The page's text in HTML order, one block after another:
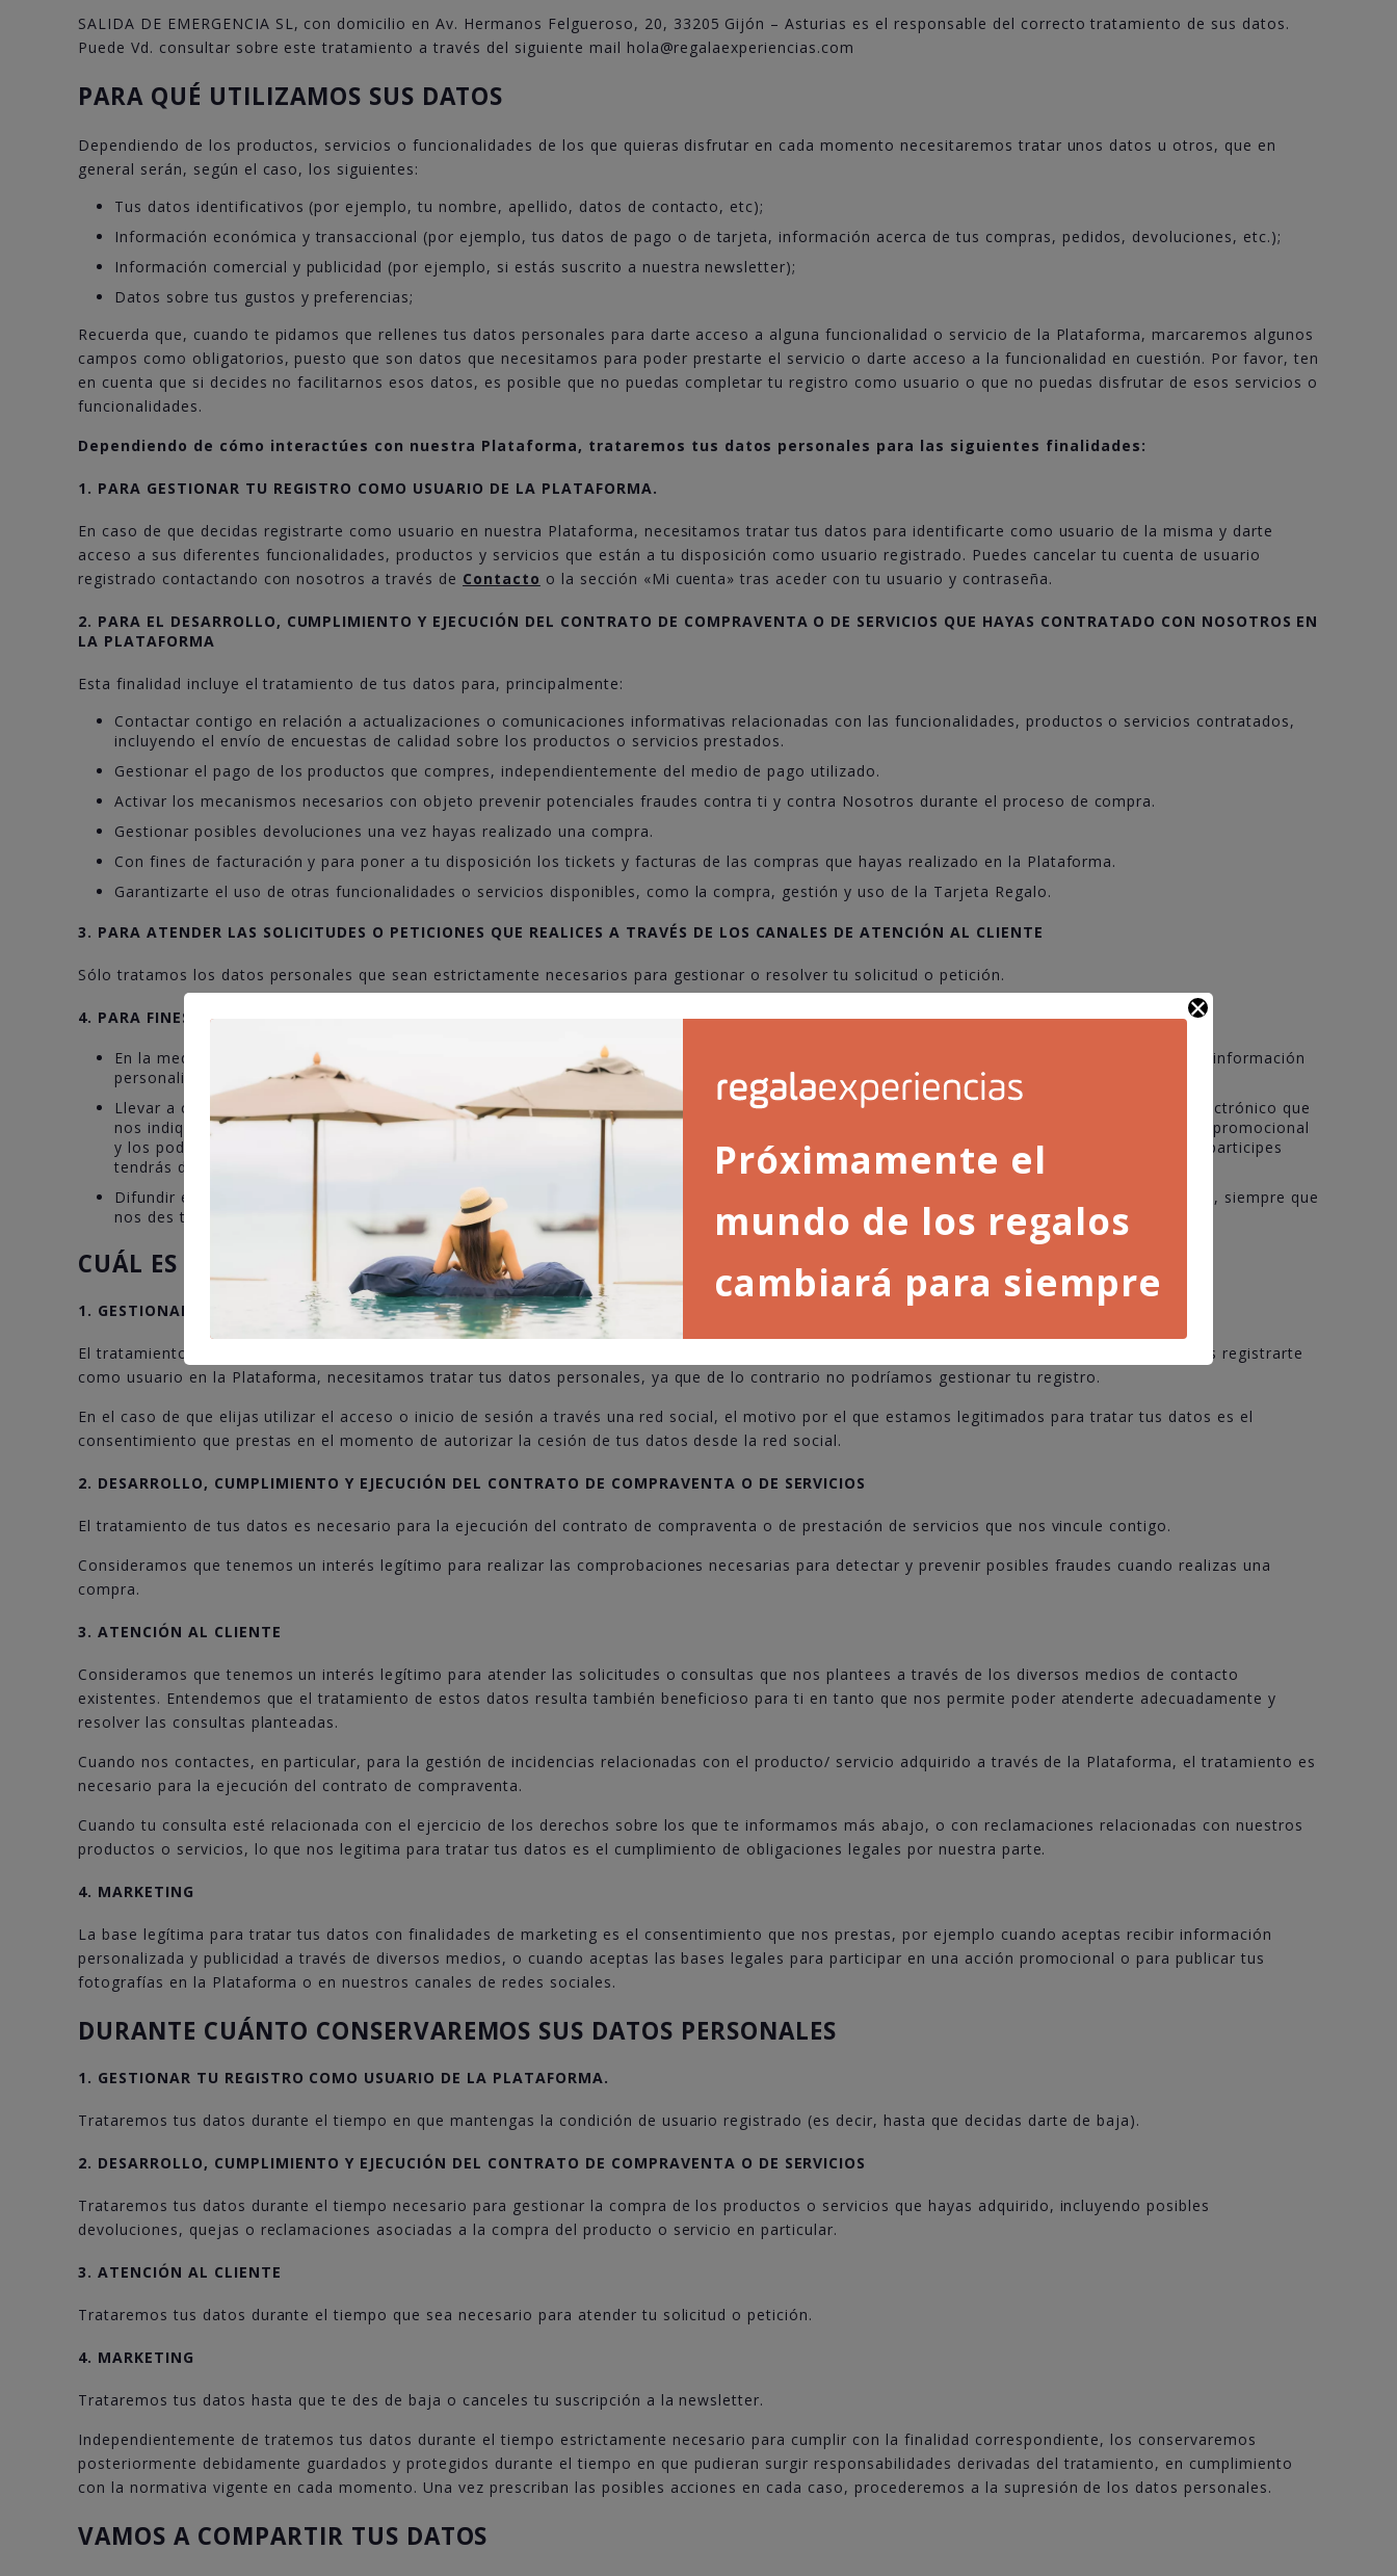
SALIDA DE EMERGENCIA SL, con domicilio en Av. Hermanos Felgueroso, 20, 33205 Gijón – Asturias es el responsable del correcto tratamiento de sus datos.
Puede Vd. consultar sobre este tratamiento a través del siguiente mail hola@regalaexperiencias.com
PARA QUÉ UTILIZAMOS SUS DATOS
Dependiendo de los productos, servicios o funcionalidades de los que quieras disfrutar en cada momento necesitaremos tratar unos datos u otros, que en
general serán, según el caso, los siguientes:
Tus datos identificativos (por ejemplo, tu nombre, apellido, datos de contacto, etc);
Información económica y transaccional (por ejemplo, tus datos de pago o de tarjeta, información acerca de tus compras, pedidos, devoluciones, etc.);
Información comercial y publicidad (por ejemplo, si estás suscrito a nuestra newsletter);
Datos sobre tus gustos y preferencias;
Recuerda que, cuando te pidamos que rellenes tus datos personales para darte acceso a alguna funcionalidad o servicio de la Plataforma, marcaremos algunos
campos como obligatorios, puesto que son datos que necesitamos para poder prestarte el servicio o darte acceso a la funcionalidad en cuestión. Por favor, ten
en cuenta que si decides no facilitarnos esos datos, es posible que no puedas completar tu registro como usuario o que no puedas disfrutar de esos servicios o
funcionalidades.
Dependiendo de cómo interactúes con nuestra Plataforma, trataremos tus datos personales para las siguientes finalidades:
1. PARA GESTIONAR TU REGISTRO COMO USUARIO DE LA PLATAFORMA.
En caso de que decidas registrarte como usuario en nuestra Plataforma, necesitamos tratar tus datos para identificarte como usuario de la misma y darte
acceso a sus diferentes funcionalidades, productos y servicios que están a tu disposición como usuario registrado. Puedes cancelar tu cuenta de usuario
registrado contactando con nosotros a través de Contacto o la sección «Mi cuenta» tras aceder con tu usuario y contraseña.
2. PARA EL DESARROLLO, CUMPLIMIENTO Y EJECUCIÓN DEL CONTRATO DE COMPRAVENTA O DE SERVICIOS QUE HAYAS CONTRATADO CON NOSOTROS EN
LA PLATAFORMA
Esta finalidad incluye el tratamiento de tus datos para, principalmente:
Contactar contigo en relación a actualizaciones o comunicaciones informativas relacionadas con las funcionalidades, productos o servicios contratados,
incluyendo el envío de encuestas de calidad sobre los productos o servicios prestados.
Gestionar el pago de los productos que compres, independientemente del medio de pago utilizado.
Activar los mecanismos necesarios con objeto prevenir potenciales fraudes contra ti y contra Nosotros durante el proceso de compra.
Gestionar posibles devoluciones una vez hayas realizado una compra.
Con fines de facturación y para poner a tu disposición los tickets y facturas de las compras que hayas realizado en la Plataforma.
Garantizarte el uso de otras funcionalidades o servicios disponibles, como la compra, gestión y uso de la Tarjeta Regalo.
3. PARA ATENDER LAS SOLICITUDES O PETICIONES QUE REALICES A TRAVÉS DE LOS CANALES DE ATENCIÓN AL CLIENTE
Sólo tratamos los datos personales que sean estrictamente necesarios para gestionar o resolver tu solicitud o petición.
4. PARA FINES DE MARKETING
En la medida en que te suscribas a nuestra Newsletter, trataremos tus datos personales para gestionar tu suscripción, incluyendo el envío de información
personalizada y publicidad acerca de nuestros productos o servicios a través de diversos medios (como el correo electrónico o SMS).
Llevar a cabo acciones promocionales (por ejemplo, para el desarrollo de concursos o el envío de tu lista de artículos guardados al correo electrónico que
nos indiques). Al participar en alguna acción promocional, nos autorizas a que tratemos los datos que nos facilites en función de cada acción promocional
y los podamos comunicar a través de diversos medios como redes sociales o en la propia Plataforma. En cada acción promocional en la que participes
tendrás disponibles las bases legales donde te facilitaremos información más detallada sobre el tratamiento de tus datos.
Difundir en la Plataforma o a través de nuestros canales en las redes sociales fotografías o imágenes que hayas compartido de forma pública, siempre que
nos des tu consentimiento para ello.
CUÁL ES LA BASE LEGAL PARA EL TRATAMIENTO DE LOS DATOS
1. GESTIONAR TU REGISTRO COMO USUARIO DE LA PLATAFORMA.
El tratamiento de tus datos es necesario para la ejecución de los términos que regulan el uso de la Plataforma. En otras palabras, para que puedas registrarte
como usuario en la Plataforma, necesitamos tratar tus datos personales, ya que de lo contrario no podríamos gestionar tu registro.
En el caso de que elijas utilizar el acceso o inicio de sesión a través una red social, el motivo por el que estamos legitimados para tratar tus datos es el
consentimiento que prestas en el momento de autorizar la cesión de tus datos desde la red social.
2. DESARROLLO, CUMPLIMIENTO Y EJECUCIÓN DEL CONTRATO DE COMPRAVENTA O DE SERVICIOS
El tratamiento de tus datos es necesario para la ejecución del contrato de compraventa o de prestación de servicios que nos vincule contigo.
Consideramos que tenemos un interés legítimo para realizar las comprobaciones necesarias para detectar y prevenir posibles fraudes cuando realizas una
compra.
3. ATENCIÓN AL CLIENTE
Consideramos que tenemos un interés legítimo para atender las solicitudes o consultas que nos plantees a través de los diversos medios de contacto
existentes. Entendemos que el tratamiento de estos datos resulta también beneficioso para ti en tanto que nos permite poder atenderte adecuadamente y
resolver las consultas planteadas.
Cuando nos contactes, en particular, para la gestión de incidencias relacionadas con el producto/ servicio adquirido a través de la Plataforma, el tratamiento es
necesario para la ejecución del contrato de compraventa.
Cuando tu consulta esté relacionada con el ejercicio de los derechos sobre los que te informamos más abajo, o con reclamaciones relacionadas con nuestros
productos o servicios, lo que nos legitima para tratar tus datos es el cumplimiento de obligaciones legales por nuestra parte.
4. MARKETING
La base legítima para tratar tus datos con finalidades de marketing es el consentimiento que nos prestas, por ejemplo cuando aceptas recibir información
personalizada y publicidad a través de diversos medios, o cuando aceptas las bases legales para participar en una acción promocional o para publicar tus
fotografías en la Plataforma o en nuestros canales de redes sociales.
DURANTE CUÁNTO CONSERVAREMOS SUS DATOS PERSONALES
1. GESTIONAR TU REGISTRO COMO USUARIO DE LA PLATAFORMA.
Trataremos tus datos durante el tiempo en que mantengas la condición de usuario registrado (es decir, hasta que decidas darte de baja).
2. DESARROLLO, CUMPLIMIENTO Y EJECUCIÓN DEL CONTRATO DE COMPRAVENTA O DE SERVICIOS
Trataremos tus datos durante el tiempo necesario para gestionar la compra de los productos o servicios que hayas adquirido, incluyendo posibles
devoluciones, quejas o reclamaciones asociadas a la compra del producto o servicio en particular.
3. ATENCIÓN AL CLIENTE
Trataremos tus datos durante el tiempo que sea necesario para atender tu solicitud o petición.
4. MARKETING
Trataremos tus datos hasta que te des de baja o canceles tu suscripción a la newsletter.
Independientemente de tratemos tus datos durante el tiempo estrictamente necesario para cumplir con la finalidad correspondiente, los conservaremos
posteriormente debidamente guardados y protegidos durante el tiempo en que pudieran surgir responsabilidades derivadas del tratamiento, en cumplimiento
con la normativa vigente en cada momento. Una vez prescriban las posibles acciones en cada caso, procederemos a la supresión de los datos personales.
VAMOS A COMPARTIR TUS DATOS
Próximamente el
mundo de los regalos
cambiará para siempre